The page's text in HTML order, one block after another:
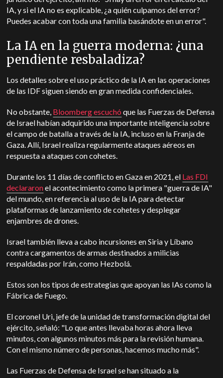
IA, y si el IA no es explicable, ¿a quién culpamos del error?
Puedes acabar con toda una familia basándote en un error".
La IA en la guerra moderna: ¿una
pendiente resbaladiza?
Los detalles sobre el uso práctico de la IA en las operaciones
de las IDF siguen siendo en gran medida confidenciales.
No obstante, Bloomberg escuchó que las Fuerzas de Defensa
de Israel habían adquirido una importante inteligencia sobre
el campo de batalla a través de la IA, incluso en la Franja de
Gaza. Allí, Israel realiza regularmente ataques aéreos en
respuesta a ataques con cohetes.
Durante los 11 días de conflicto en Gaza en 2021, el Las FDI
declararonel acontecimiento como la primera "guerra de IA"
del mundo, en referencia al uso de la IA para detectar
plataformas de lanzamiento de cohetes y desplegar
enjambres de drones.
Israel también lleva a cabo incursiones en Siria y Líbano
contra cargamentos de armas destinados a milicias
respaldadas por Irán, como Hezbolá.
Estos son los tipos de estrategias que apoyan las IAs como la
Fábrica de Fuego.
El coronel Uri, jefe de la unidad de transformación digital del
ejército, señaló: "Lo que antes llevaba horas ahora lleva
minutos, con algunos minutos más para la revisión humana.
Con el mismo número de personas, hacemos mucho más".
Las Fuerzas de Defensa de Israel se han situado a la